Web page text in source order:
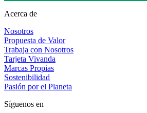
Acerca de
Nosotros
Propuesta de Valor
Trabaja con Nosotros
Tarjeta Vivanda
Marcas Propias
Sostenibilidad
Pasión por el Planeta
Síguenos en